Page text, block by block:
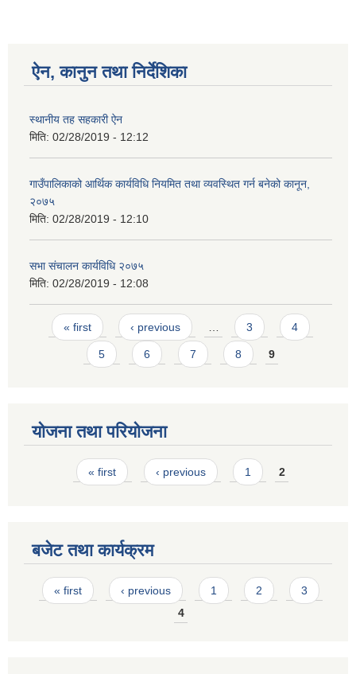
ऐन, कानुन तथा निर्देशिका
स्थानीय तह सहकारी ऐन
मिति: 02/28/2019 - 12:12
गाउँपालिकाको आर्थिक कार्यविधि नियमित तथा व्यवस्थित गर्न बनेको कानून,
२०७५
मिति: 02/28/2019 - 12:10
सभा संचालन कार्यविधि २०७५
मिति: 02/28/2019 - 12:08
Pages
« first ‹ previous 3 4
5 6 7 8 9
योजना तथा परियोजना
Pages« first ‹ previous 1 2
बजेट तथा कार्यक्रम
Pages
« first ‹ previous 1 2
3
4